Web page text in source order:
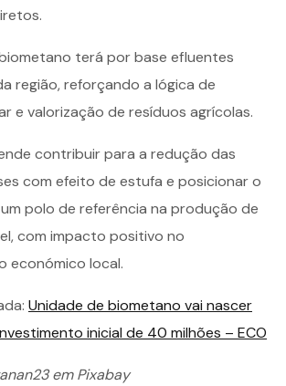
terá por base efluentes
região, reforçando a lógica de
e valorização de resíduos agrícolas.
contribuir para a redução das
com efeito de estufa e posicionar o
polo de referência na produção de
com impacto positivo no
económico local.
Unidade de biometano vai nascer
inicial de 40 milhões – ECO
em Pixabay